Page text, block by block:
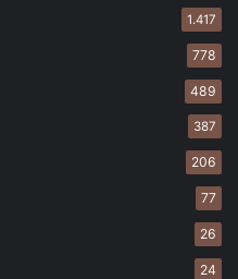
1.417
778
489
387
206
77
26
24